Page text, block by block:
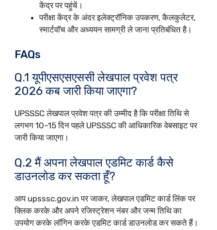
केंद्र पर पहुंचें।
परीक्षा केंद्र के अंदर इलेक्ट्रॉनिक उपकरण, कैलकुलेटर,
स्मार्टवॉच और अध्ययन सामग्री ले जाना प्रतिबंधित है।
FAQs
Q.1 यूपीएसएसएससी लेखपाल प्रवेश पत्र
2026 कब जारी किया जाएगा?
UPSSSC लेखपाल प्रवेश पत्र की उम्मीद है कि परीक्षा तिथि से
लगभग 10–15 दिन पहले UPSSSC की आधिकारिक वेबसाइट पर
जारी किया जाएगा।
Q.2 मैं अपना लेखपाल एडमिट कार्ड कैसे
डाउनलोड कर सकता हूँ?
आप upsssc.gov.in पर जाकर, लेखपाल एडमिट कार्ड लिंक पर
क्लिक करके और अपने रजिस्ट्रेशन नंबर और जन्म तिथि का
उपयोग करके लॉगिन करके एडमिट कार्ड डाउनलोड कर सकते हैं।